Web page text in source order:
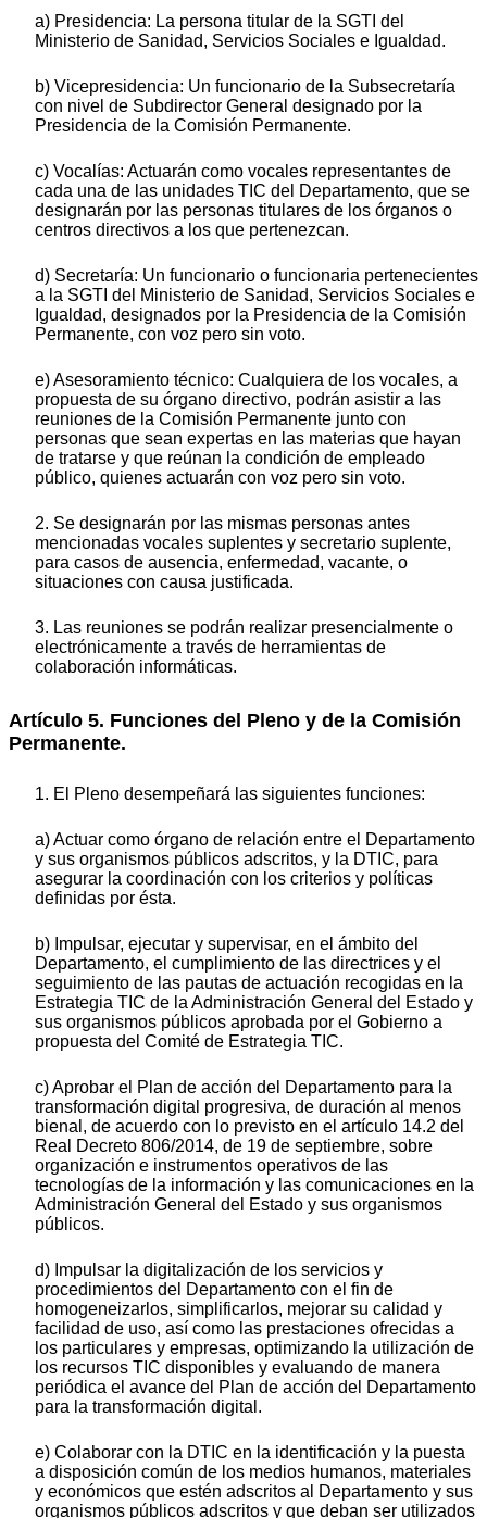
a) Presidencia: La persona titular de la SGTI del
Ministerio de Sanidad, Servicios Sociales e Igualdad.
b) Vicepresidencia: Un funcionario de la Subsecretaría
con nivel de Subdirector General designado por la
Presidencia de la Comisión Permanente.
c) Vocalías: Actuarán como vocales representantes de
cada una de las unidades TIC del Departamento, que se
designarán por las personas titulares de los órganos o
centros directivos a los que pertenezcan.
d) Secretaría: Un funcionario o funcionaria pertenecientes
a la SGTI del Ministerio de Sanidad, Servicios Sociales e
Igualdad, designados por la Presidencia de la Comisión
Permanente, con voz pero sin voto.
e) Asesoramiento técnico: Cualquiera de los vocales, a
propuesta de su órgano directivo, podrán asistir a las
reuniones de la Comisión Permanente junto con
personas que sean expertas en las materias que hayan
de tratarse y que reúnan la condición de empleado
público, quienes actuarán con voz pero sin voto.
2. Se designarán por las mismas personas antes
mencionadas vocales suplentes y secretario suplente,
para casos de ausencia, enfermedad, vacante, o
situaciones con causa justificada.
3. Las reuniones se podrán realizar presencialmente o
electrónicamente a través de herramientas de
colaboración informáticas.
Artículo 5. Funciones del Pleno y de la Comisión
Permanente.
1. El Pleno desempeñará las siguientes funciones:
a) Actuar como órgano de relación entre el Departamento
y sus organismos públicos adscritos, y la DTIC, para
asegurar la coordinación con los criterios y políticas
definidas por ésta.
b) Impulsar, ejecutar y supervisar, en el ámbito del
Departamento, el cumplimiento de las directrices y el
seguimiento de las pautas de actuación recogidas en la
Estrategia TIC de la Administración General del Estado y
sus organismos públicos aprobada por el Gobierno a
propuesta del Comité de Estrategia TIC.
c) Aprobar el Plan de acción del Departamento para la
transformación digital progresiva, de duración al menos
bienal, de acuerdo con lo previsto en el artículo 14.2 del
Real Decreto 806/2014, de 19 de septiembre, sobre
organización e instrumentos operativos de las
tecnologías de la información y las comunicaciones en la
Administración General del Estado y sus organismos
públicos.
d) Impulsar la digitalización de los servicios y
procedimientos del Departamento con el fin de
homogeneizarlos, simplificarlos, mejorar su calidad y
facilidad de uso, así como las prestaciones ofrecidas a
los particulares y empresas, optimizando la utilización de
los recursos TIC disponibles y evaluando de manera
periódica el avance del Plan de acción del Departamento
para la transformación digital.
e) Colaborar con la DTIC en la identificación y la puesta
a disposición común de los medios humanos, materiales
y económicos que estén adscritos al Departamento y sus
organismos públicos adscritos y que deban ser utilizados